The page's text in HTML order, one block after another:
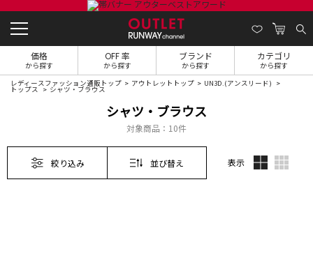
価格
から探す
OFF 率
から探す
ブランド
から探す
カテゴリ
から探す
レディースファッション通販トップ アウトレットトップ UN3D.(アンスリード)
トップス シャツ・ブラウス
シャツ・ブラウス
対象商品： 10件
絞り込み 並び替え 表示